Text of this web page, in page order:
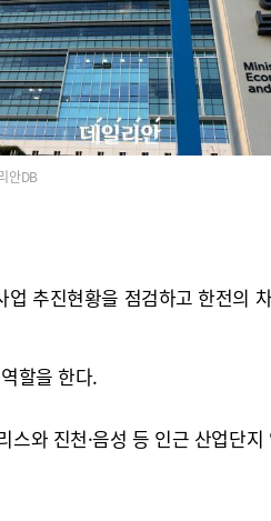
안DB
추진현황을 점검하고 한전의
할을 한다.
와 진천·음성 등 인근 산업단